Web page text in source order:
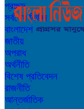
প্রচ্ছদ
সর্বশেষ নিউজ
বাংলাদেশ
জাতীয়
অপরাধ
অর্থনীতি
বিশেষ প্রতিবেদন
রাজনীতি
আন্তর্জাতিক